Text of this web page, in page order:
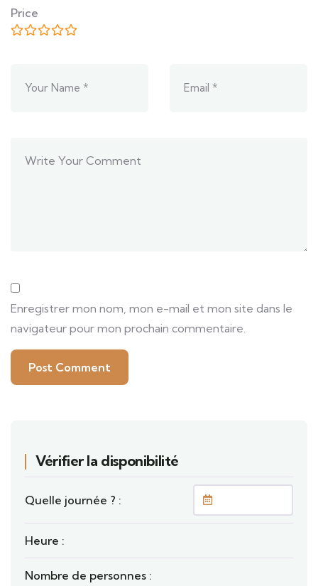
Enregistrer mon nom, mon e-mail et mon site dans le
navigateur pour mon prochain commentaire.
Price
Vérifier la disponibilité
Quelle journée ? :
Heure :
Nombre de personnes :